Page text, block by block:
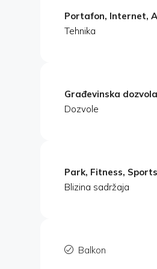
Portafon, Internet,
Tehnika
Građevinska
Dozvole
Park, Fitness,
Blizina sadržaja
Balkon